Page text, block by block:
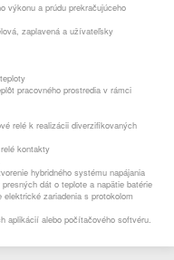
výkonu a prúdu prekračujúceho
zaplavená a užívateľsky
pracovného prostredia v rámci
relé k realizácii diverzifikovaných
kontakty
hybridného systému napájania
dát o teplote a napätie batérie
zariadenia s protokolom
aplikácií alebo počítačového softvéru.